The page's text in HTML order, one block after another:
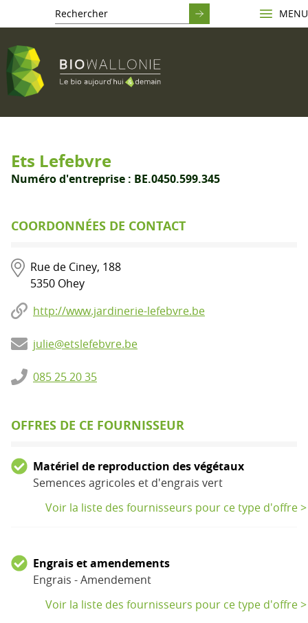
MENU
Ets Lefebvre
Numéro d'entreprise : BE.0450.599.345
COORDONNÉES DE CONTACT
Rue de Ciney, 188
5350 Ohey
http://www.jardinerie-lefebvre.be
julie@etslefebvre.be
085 25 20 35
OFFRES DE CE FOURNISSEUR
Matériel de reproduction des végétaux
Semences agricoles et d'engrais vert
Voir la liste des fournisseurs pour ce type d'offre >
Engrais et amendements
Engrais - Amendement
Voir la liste des fournisseurs pour ce type d'offre >